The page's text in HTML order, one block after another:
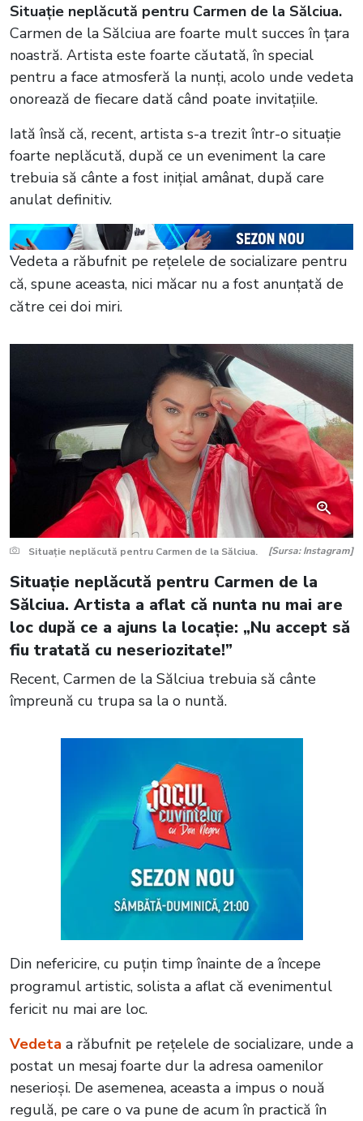
Situație neplăcută pentru Carmen de la Sălciua.
Carmen de la Sălciua are foarte mult succes în țara
noastră. Artista este foarte căutată, în special
pentru a face atmosferă la nunți, acolo unde vedeta
onorează de fiecare dată când poate invitațiile.
Iată însă că, recent, artista s-a trezit într-o situație
foarte neplăcută, după ce un eveniment la care
trebuia să cânte a fost inițial amânat, după care
anulat definitiv.
Vedeta a răbufnit pe rețelele de socializare pentru
că, spune aceasta, nici măcar nu a fost anunțată de
către cei doi miri.
Situație neplăcută pentru Carmen de la Sălciua. [Sursa: Instagram]
Situație neplăcută pentru Carmen de la
Sălciua. Artista a aflat că nunta nu mai are
loc după ce a ajuns la locație: „Nu accept să
fiu tratată cu neseriozitate!”
Recent, Carmen de la Sălciua trebuia să cânte
împreună cu trupa sa la o nuntă.
Din nefericire, cu puțin timp înainte de a începe
programul artistic, solista a aflat că evenimentul
fericit nu mai are loc.
Vedeta a răbufnit pe rețelele de socializare, unde a
postat un mesaj foarte dur la adresa oamenilor
neserioși. De asemenea, aceasta a impus o nouă
regulă, pe care o va pune de acum în practică în